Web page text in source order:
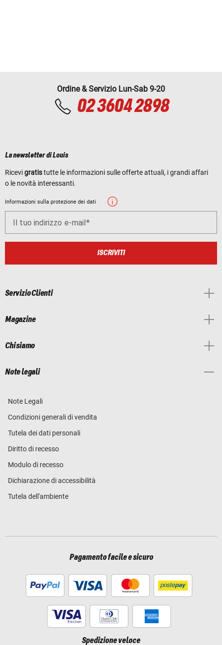
Ordine & Servizio Lun-Sab 9-20
02 3604 2898
La newsletter di Louis
Ricevigratistutte le informazioni sulle offerte attuali, i grandi affari
o le novità interessanti.
Informazioni sulla protezione dei dati
Il tuo indirizzo e-mail
ISCRIVITI
Servizio Clienti
Magazine
Chi siamo
Note legali
Note Legali
Condizioni generali di vendita
Tutela dei dati personali
Diritto di recesso
Modulo di recesso
Dichiarazione di accessibilità
Tutela dell'ambiente
Pagamento facile e sicuro
Spedizione veloce